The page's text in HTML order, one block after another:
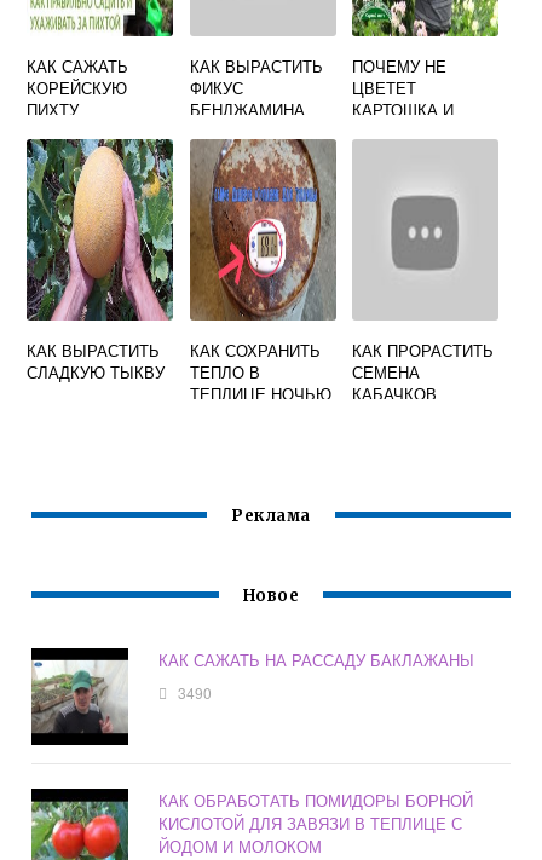
КАК САЖАТЬ
КОРЕЙСКУЮ
ПИХТУ
КАК ВЫРАСТИТЬ
ФИКУС
БЕНДЖАМИНА
ПОЧЕМУ НЕ
ЦВЕТЕТ
КАРТОШКА И
КАК ВЫРАСТИТЬ
СЛАДКУЮ ТЫКВУ
КАК СОХРАНИТЬ
ТЕПЛО В
ТЕПЛИЦЕ НОЧЬЮ
КАК ПРОРАСТИТЬ
СЕМЕНА
КАБАЧКОВ
Реклама
Новое
КАК САЖАТЬ НА РАССАДУ БАКЛАЖАНЫ
3490
КАК ОБРАБОТАТЬ ПОМИДОРЫ БОРНОЙ
КИСЛОТОЙ ДЛЯ ЗАВЯЗИ В ТЕПЛИЦЕ С
ЙОДОМ И МОЛОКОМ